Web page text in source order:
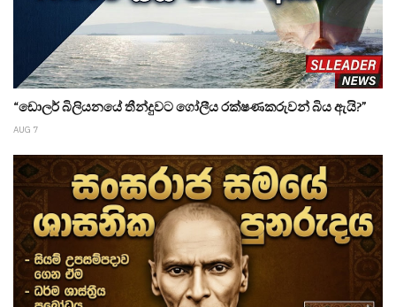
“ඩොලර් බිලියනයේ තීන්දුවට ගෝලීය රක්ෂණකරුවන් බිය ඇයි?”
AUG 7